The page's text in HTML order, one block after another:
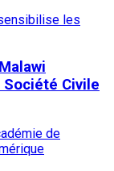
les
Civile
de